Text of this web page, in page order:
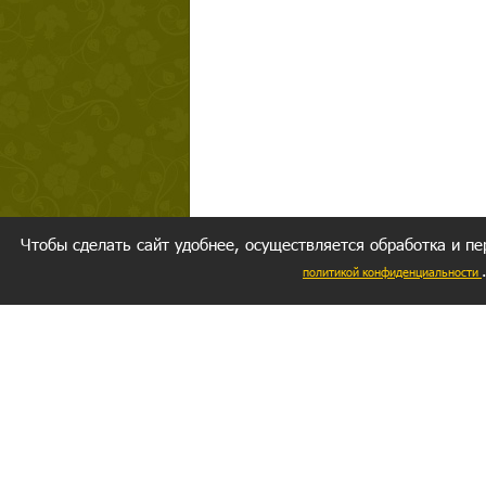
Чтобы сделать сайт удобнее, осуществляется обработка и
политикой конфиденциальности